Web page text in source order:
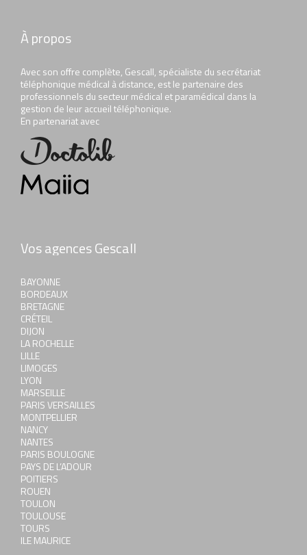
À propos
Avec son offre complète, Gescall, spécialiste du secrétariat
téléphonique médical à distance, est le partenaire des
professionnels du secteur médical et paramédical dans la
gestion de leur accueil téléphonique.
En partenariat avec
Vos agences Gescall
BAYONNE
BORDEAUX
BRETAGNE
CRÉTEIL
DIJON
LA ROCHELLE
LILLE
LIMOGES
LYON
MARSEILLE
PARIS VERSAILLES
MONTPELLIER
NANCY
NANTES
PARIS BOULOGNE
PAYS DE L’ADOUR
POITIERS
ROUEN
TOULON
TOULOUSE
TOURS
ILE MAURICE